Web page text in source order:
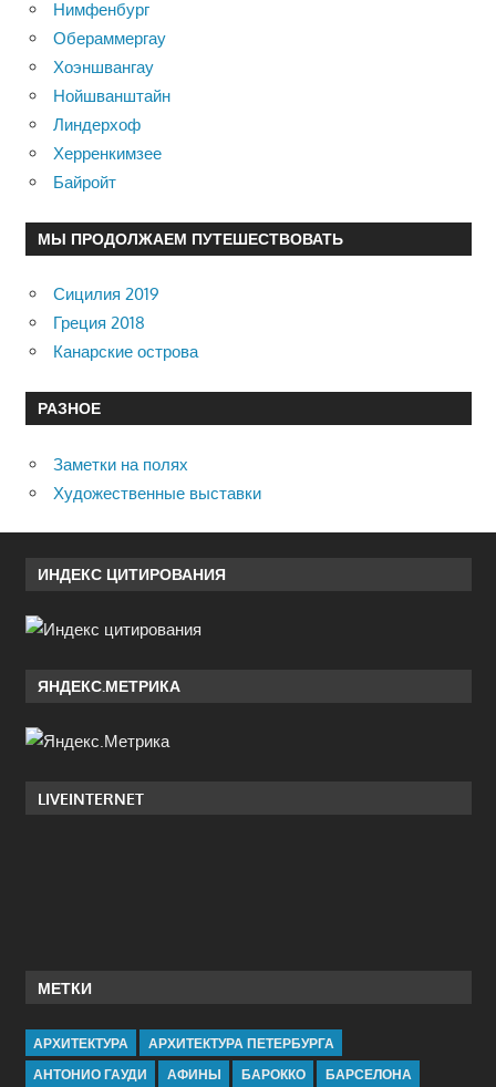
Нимфенбург
Обераммергау
Хоэншвангау
Нойшванштайн
Линдерхоф
Херренкимзее
Байройт
МЫ ПРОДОЛЖАЕМ ПУТЕШЕСТВОВАТЬ
Сицилия 2019
Греция 2018
Канарские острова
РАЗНОЕ
Заметки на полях
Художественные выставки
ИНДЕКС ЦИТИРОВАНИЯ
ЯНДЕКС.МЕТРИКА
LIVEINTERNET
МЕТКИ
АРХИТЕКТУРА
АРХИТЕКТУРА ПЕТЕРБУРГА
АНТОНИО ГАУДИ
АФИНЫ БАРОККО БАРСЕЛОНА